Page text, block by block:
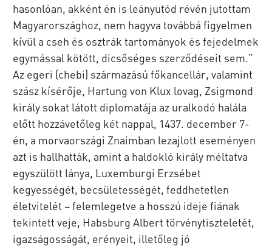
hasonlóan, akként én is leányutód révén jutottam
Magyarországhoz, nem hagyva továbbá figyelmen
kívül a cseh és osztrák tartományok és fejedelmek
egymással kötött, dicsőséges szerződéseit sem.”
Az egeri (chebi) származású főkancellár, valamint
szász kísérője, Hartung von Klux lovag, Zsigmond
király sokat látott diplomatája az uralkodó halála
előtt hozzávetőleg két nappal, 1437. december 7-
én, a morvaországi Znaimban lezajlott eseményen
azt is hallhatták, amint a haldokló király méltatva
egyszülött lánya, Luxemburgi Erzsébet
kegyességét, becsületességét, feddhetetlen
életvitelét – felemlegetve a hosszú ideje fiának
tekintett veje, Habsburg Albert törvénytiszteletét,
igazságosságát, erényeit, illetőleg jó